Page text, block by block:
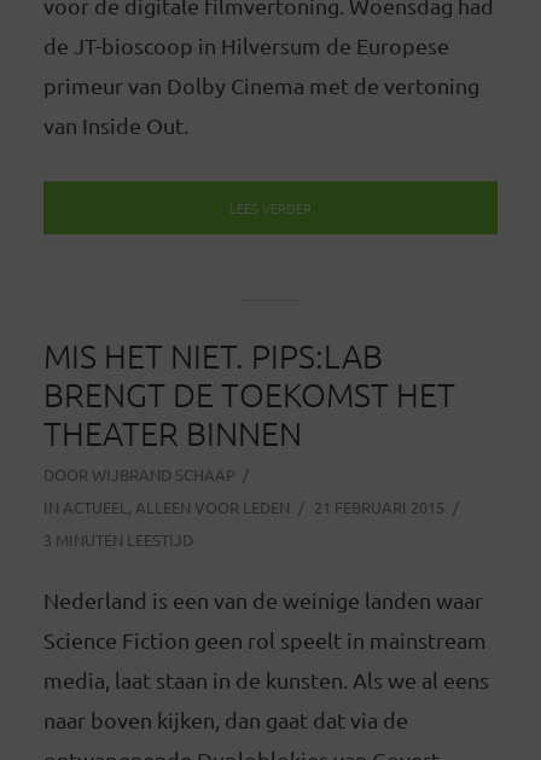
de JT-bioscoop in Hilversum de Europese
primeur van Dolby Cinema met de vertoning
van Inside Out.
LEES VERDER
MIS HET NIET. PIPS:LAB
BRENGT DE TOEKOMST HET
THEATER BINNEN
DOOR WIJBRAND SCHAAP
IN ACTUEEL , ALLEEN VOOR LEDEN
21 FEBRUARI 2015
3 MINUTEN LEESTIJD
Nederland is een van de weinige landen waar
Science Fiction geen rol speelt in mainstream
media, laat staan in de kunsten. Als we al eens
naar boven kijken, dan gaat dat via de